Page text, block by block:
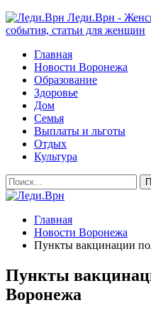
Леди.Врн -
события, статьи для женщин
Главная
Новости Воронежа
Образование
Здоровье
Дом
Семья
Выплаты и льготы
Отдых
Культура
Главная
Новости Воронежа
Пункты вакцинации
Пункты
Воронежа